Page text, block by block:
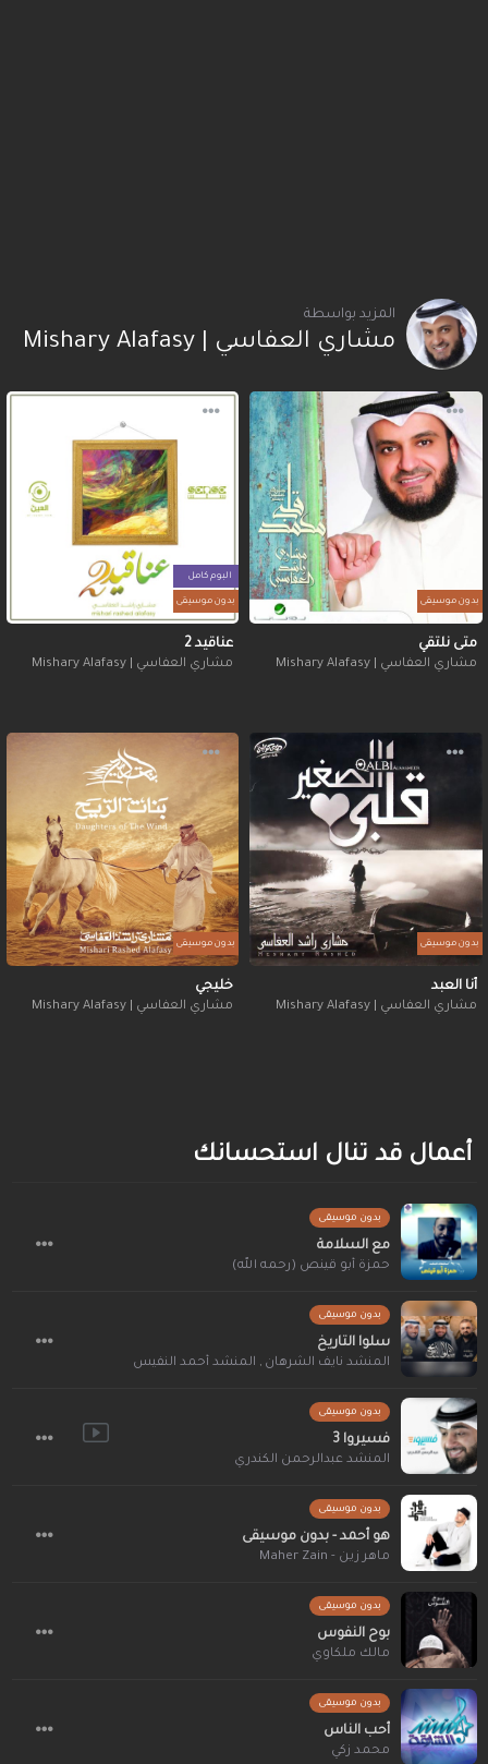
المزيد بواسطة
مشاري العفاسي | Mishary Alafasy
بدون موسيقى
متى نلتقي
مشاري العفاسي | Mishary Alafasy
البوم كامل
بدون موسيقى
عناقيد 2
مشاري العفاسي | Mishary Alafasy
بدون موسيقى
أنا العبد
مشاري العفاسي | Mishary Alafasy
بدون موسيقى
خليجي
مشاري العفاسي | Mishary Alafasy
أعمال قد تنال استحسانك
بدون موسيقى
مع السلامة
حمزة أبو قينص (رحمه الله)
بدون موسيقى
سلوا التاريخ
المنشد نايف الشرهان , المنشد أحمد النفيس
بدون موسيقى
فسيروا 3
المنشد عبدالرحمن الكندري
بدون موسيقى
هو أحمد - بدون موسيقى
ماهر زين - Maher Zain
بدون موسيقى
بوح النفوس
مالك ملكاوي
بدون موسيقى
أحب الناس
محمد زكي